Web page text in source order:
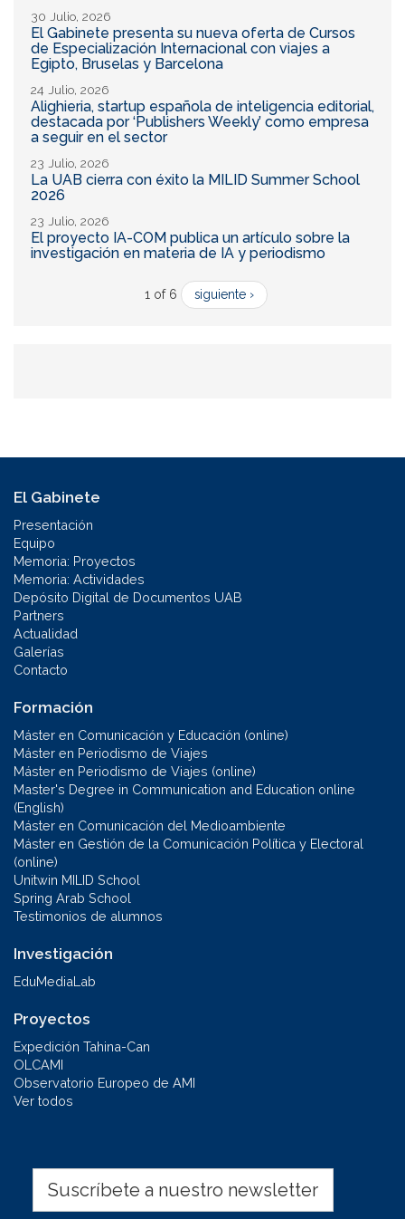
30 Julio, 2026
El Gabinete presenta su nueva oferta de Cursos
de Especialización Internacional con viajes a
Egipto, Bruselas y Barcelona
24 Julio, 2026
Alighieria, startup española de inteligencia editorial,
destacada por ‘Publishers Weekly’ como empresa
a seguir en el sector
23 Julio, 2026
La UAB cierra con éxito la MILID Summer School
2026
23 Julio, 2026
El proyecto IA-COM publica un artículo sobre la
investigación en materia de IA y periodismo
1 of 6 siguiente ›
El Gabinete
Presentación
Equipo
Memoria: Proyectos
Memoria: Actividades
Depósito Digital de Documentos UAB
Partners
Actualidad
Galerías
Contacto
Formación
Máster en Comunicación y Educación (online)
Máster en Periodismo de Viajes
Máster en Periodismo de Viajes (online)
Master's Degree in Communication and Education online
(English)
Máster en Comunicación del Medioambiente
Máster en Gestión de la Comunicación Política y Electoral
(online)
Unitwin MILID School
Spring Arab School
Testimonios de alumnos
Investigación
EduMediaLab
Proyectos
Expedición Tahina-Can
OLCAMI
Observatorio Europeo de AMI
Ver todos
Suscríbete a nuestro newsletter